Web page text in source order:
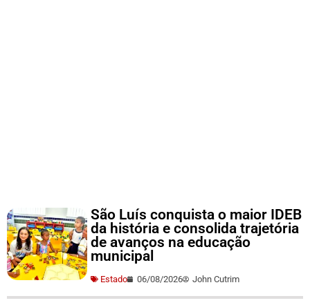
São Luís conquista o maior IDEB
da história e consolida trajetória
de avanços na educação
municipal
Estado 06/08/2026 John Cutrim